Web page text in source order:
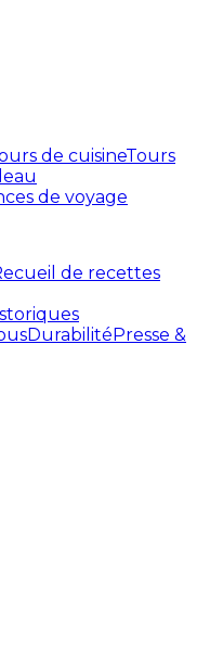
de cuisineTours
de voyage
de recettes
DurabilitéPresse &